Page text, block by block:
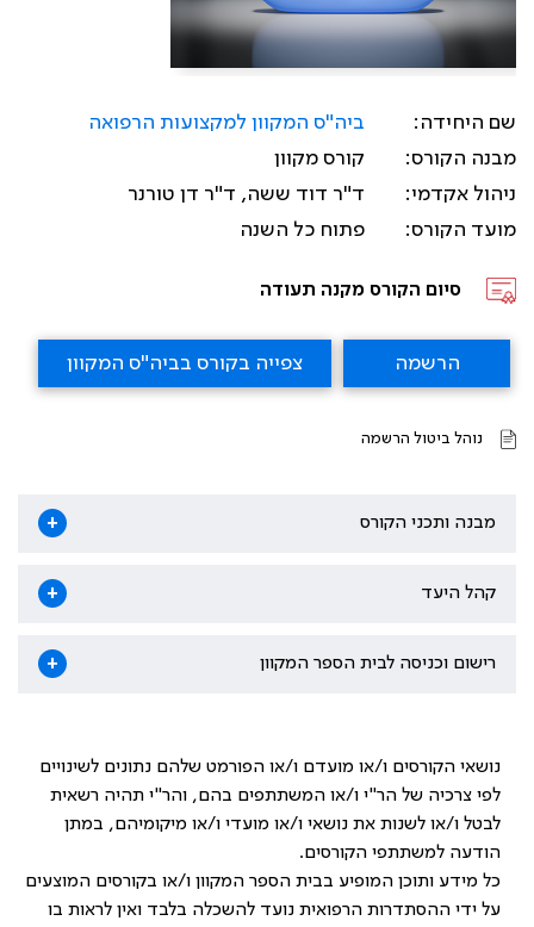
שם היחידה:
ביה"ס המקוון למקצועות הרפואה
מבנה הקורס:
קורס מקוון
ניהול אקדמי:
ד"ר דוד ששה, ד"ר דן טורנר
מועד הקורס:
פתוח כל השנה
סיום הקורס מקנה תעודה
הרשמה צפייה בקורס בביה"ס המקוון
נוהל ביטול הרשמה
מבנה ותכני הקורס +
קהל היעד +
רישום וכניסה לבית הספר המקוון +
נושאי הקורסים ו/או מועדם ו/או הפורמט שלהם נתונים לשינויים
לפי צרכיה של הר"י ו/או המשתתפים בהם, והר"י תהיה רשאית
לבטל ו/או לשנות את נושאי ו/או מועדי ו/או מיקומיהם, במתן
הודעה למשתתפי הקורסים.
כל מידע ותוכן המופיע בבית הספר המקוון ו/או בקורסים המוצעים
על ידי ההסתדרות הרפואית נועד להשכלה בלבד ואין לראות בו